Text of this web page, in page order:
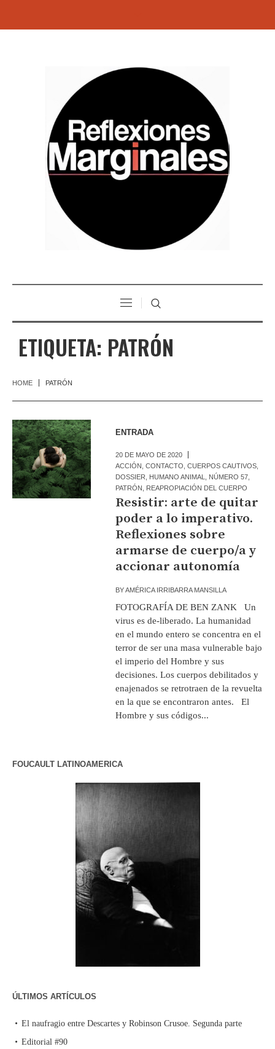
ETIQUETA: PATRÓN
HOME PATRÓN
ENTRADA
20 DE MAYO DE 2020
ACCIÓN ,CONTACTO ,CUERPOS CAUTIVOS
DOSSIER
HUMANO ANIMAL NÚMERO 57
PATRÓN
REAPROPIACIÓN DEL CUERPO
Resistir: arte de quitar
poder a lo imperativo.
Reflexiones sobre
armarse de cuerpo/a y
accionar autonomía
BYAMÉRICA IRRIBARRA MANSILLA
FOTOGRAFÍA DE BEN ZANK Un
virus es de-liberado. La humanidad
en el mundo entero se concentra en el
terror de ser una masa vulnerable bajo
el imperio del Hombre y sus
decisiones. Los cuerpos debilitados y
enajenados se retrotraen de la revuelta
en la que se encontraron antes. El
Hombre y sus códigos...
FOUCAULT LATINOAMERICA
ÚLTIMOS ARTÍCULOS
El naufragio entre Descartes y Robinson Crusoe. Segunda parte
Editorial #90